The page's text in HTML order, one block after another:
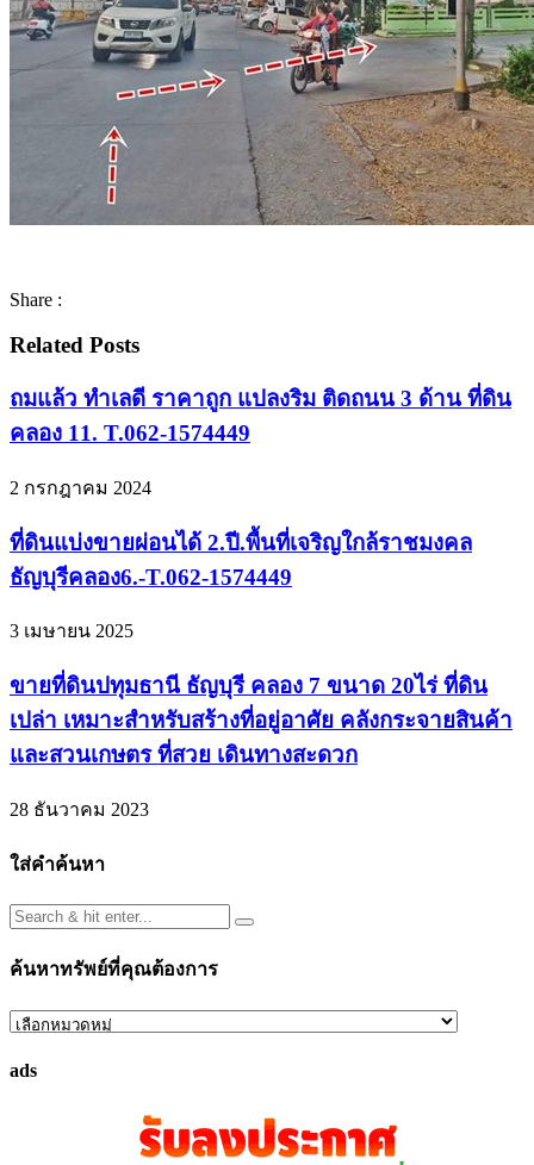
Share :
Related Posts
ถมแล้ว ทำเลดี ราคาถูก แปลงริม ติดถนน 3 ด้าน ที่ดิน
คลอง 11. T.062-1574449
2 กรกฎาคม 2024
ที่ดินแบ่งขายผ่อนได้ 2.ปี.พื้นที่เจริญใกล้ราชมงคล
ธัญบุรีคลอง6.-T.062-1574449
3 เมษายน 2025
ขายที่ดินปทุมธานี ธัญบุรี คลอง 7 ขนาด 20ไร่ ที่ดิน
เปล่า เหมาะสำหรับสร้างที่อยู่อาศัย คลังกระจายสินค้า
และสวนเกษตร ที่สวย เดินทางสะดวก
28 ธันวาคม 2023
ใส่คำค้นหา
ค้นหาทรัพย์ที่คุณต้องการ
ค้นหา
ที่
ads